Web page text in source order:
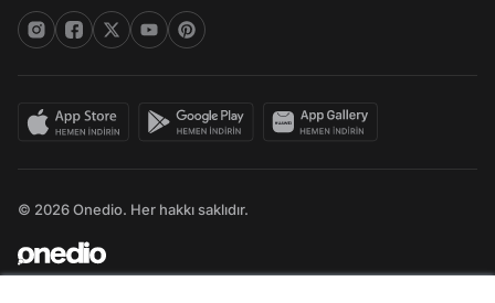
© 2026 Onedio. Her hakkı saklıdır.